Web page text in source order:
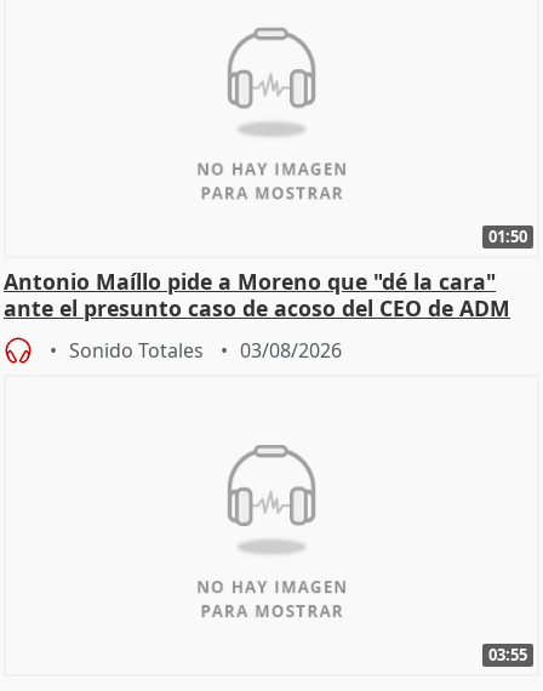
01:50
Antonio Maíllo pide a Moreno que "dé la cara"
ante el presunto caso de acoso del CEO de ADM
Sonido Totales 03/08/2026
03:55